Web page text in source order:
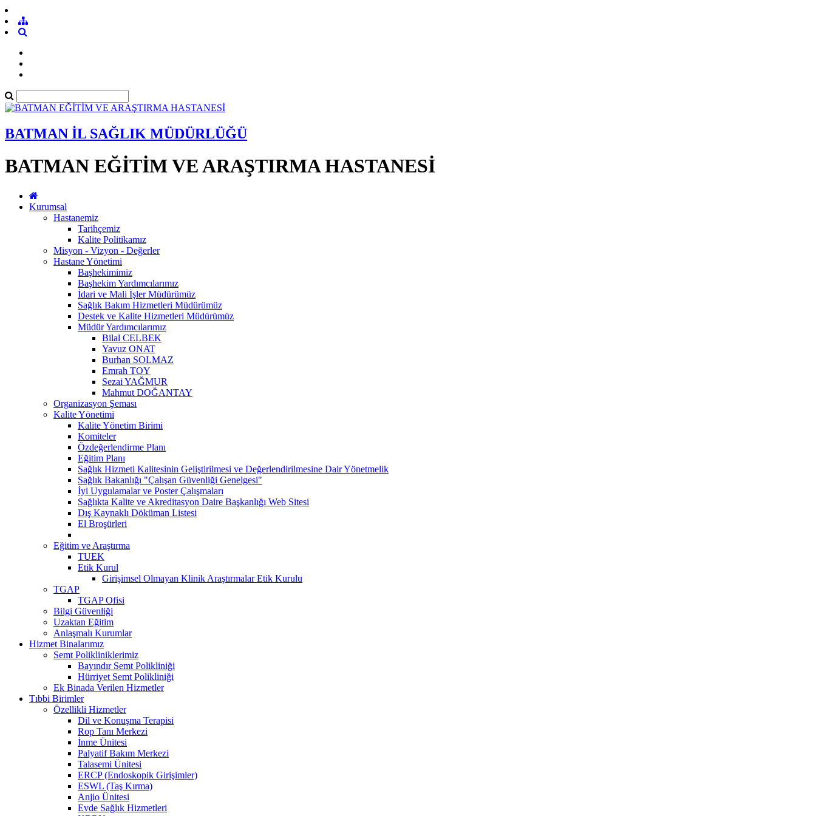
BATMAN İL SAĞLIK MÜDÜRLÜĞÜ
BATMAN EĞİTİM VE ARAŞTIRMA HASTANESİ
Kurumsal
Hastanemiz
Tarihçemiz
Kalite Politikamız
Misyon - Vizyon - Değerler
Hastane Yönetimi
Başhekimimiz
Başhekim Yardımcılarımız
İdari ve Mali İşler Müdürümüz
Sağlık Bakım Hizmetleri Müdürümüz
Destek ve Kalite Hizmetleri Müdürümüz
Müdür Yardımcılarımız
Bilal CELBEK
Yavuz ONAT
Burhan SOLMAZ
Emrah TOY
Sezai YAĞMUR
Mahmut DOĞANTAY
Organizasyon Şeması
Kalite Yönetimi
Kalite Yönetim Birimi
Komiteler
Özdeğerlendirme Planı
Eğitim Planı
Sağlık Hizmeti Kalitesinin Geliştirilmesi ve Değerlendirilmesine Dair Yönetmelik
Sağlık Bakanlığı "Çalışan Güvenliği Genelgesi"
İyi Uygulamalar ve Poster Çalışmaları
Sağlıkta Kalite ve Akreditasyon Daire Başkanlığı Web Sitesi
Dış Kaynaklı Döküman Listesi
El Broşürleri
Eğitim ve Araştırma
TUEK
Etik Kurul
Girişimsel Olmayan Klinik Araştırmalar Etik Kurulu
TGAP
TGAP Ofisi
Bilgi Güvenliği
Uzaktan Eğitim
Anlaşmalı Kurumlar
Hizmet Binalarımız
Semt Polikliniklerimiz
Bayındır Semt Polikliniği
Hürriyet Semt Polikliniği
Ek Binada Verilen Hizmetler
Tıbbi Birimler
Özellikli Hizmetler
Dil ve Konuşma Terapisi
Rop Tanı Merkezi
İnme Ünitesi
Palyatif Bakım Merkezi
Talasemi Ünitesi
ERCP (Endoskopik Girişimler)
ESWL (Taş Kırma)
Anjio Ünitesi
Evde Sağlık Hizmetleri